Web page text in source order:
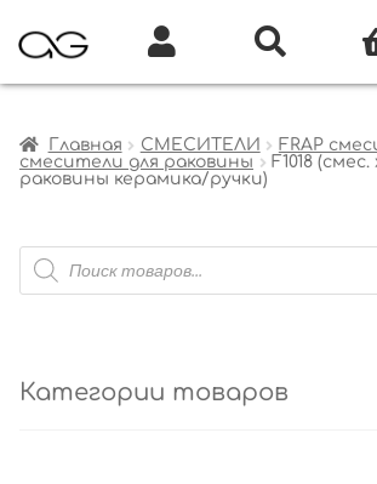
Главная СМЕСИТЕЛИ FRAP
смесители для раковины
F1018
раковины керамика/ручки)
Поиск
товаров
Категории товаров